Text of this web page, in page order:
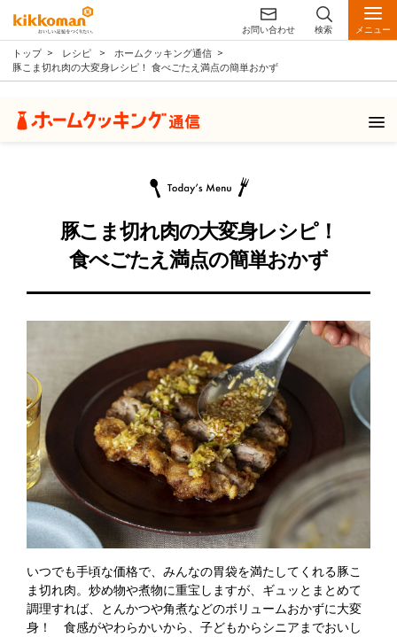
お問い合わせ 検索 メニュー
トップ レシピ
ホームクッキング通信
豚こま切れ肉の大変身レシピ！ 食べごたえ満点の簡単おかず
豚こま切れ肉の大変身レシピ！
食べごたえ満点の簡単おかず
いつでも手頃な価格で、みんなの胃袋を満たしてくれる豚こ
ま切れ肉。炒め物や煮物に重宝しますが、ギュッとまとめて
調理すれば、とんかつや角煮などのボリュームおかずに大変
身！ 食感がやわらかいから、子どもからシニアまでおいし